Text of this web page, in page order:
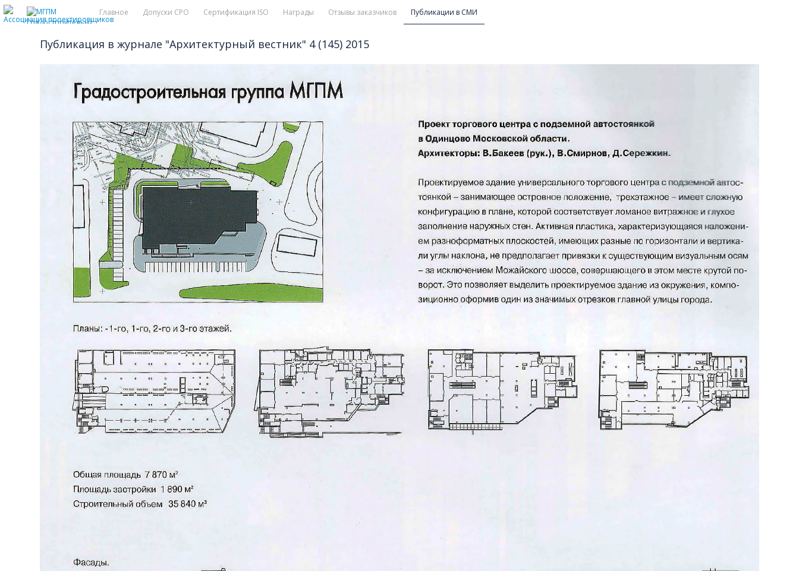
Главное Допуски СРО Сертификация ISO Награды Отзывы заказчиков Публикации в СМИ
Публикация в журнале "Архитектурный вестник" 4 (145) 2015